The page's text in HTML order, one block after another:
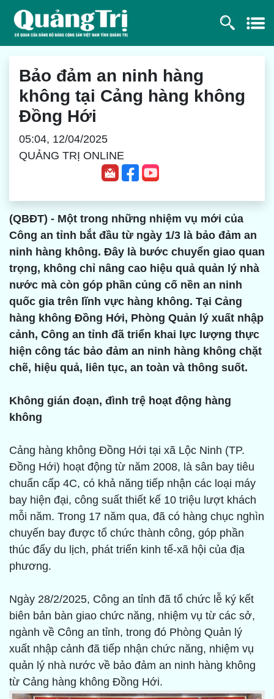
Bảo đảm an ninh hàng
không tại Cảng hàng không
Đồng Hới
05:04, 12/04/2025
QUẢNG TRỊ ONLINE
(QBĐT) - Một trong những nhiệm vụ mới của
Công an tỉnh bắt đầu từ ngày 1/3 là bảo đảm an
ninh hàng không. Đây là bước chuyển giao quan
trọng, không chỉ nâng cao hiệu quả quản lý nhà
nước mà còn góp phần củng cố nền an ninh
quốc gia trên lĩnh vực hàng không. Tại Cảng
hàng không Đồng Hới, Phòng Quản lý xuất nhập
cảnh, Công an tỉnh đã triển khai lực lượng thực
hiện công tác bảo đảm an ninh hàng không chặt
chẽ, hiệu quả, liên tục, an toàn và thông suốt.
Không gián đoạn, đình trệ hoạt động hàng
không
Cảng hàng không Đồng Hới tại xã Lộc Ninh (TP.
Đồng Hới) hoạt động từ năm 2008, là sân bay tiêu
chuẩn cấp 4C, có khả năng tiếp nhận các loại máy
bay hiện đại, công suất thiết kế 10 triệu lượt khách
mỗi năm. Trong 17 năm qua, đã có hàng chục nghìn
chuyến bay được tổ chức thành công, góp phần
thúc đẩy du lịch, phát triển kinh tế-xã hội của địa
phương.
Ngày 28/2/2025, Công an tỉnh đã tổ chức lễ ký kết
biên bản bàn giao chức năng, nhiệm vụ từ các sở,
ngành về Công an tỉnh, trong đó Phòng Quản lý
xuất nhập cảnh đã tiếp nhận chức năng, nhiệm vụ
quản lý nhà nước về bảo đảm an ninh hàng không
từ Cảng hàng không Đồng Hới.